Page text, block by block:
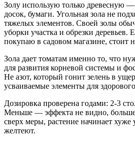
Золу использую только древесную
досок, бумаги. Угольная зола не
тяжелых элементов. Своей золы
уборки участка и обрезки деревьев.
покупаю в садовом магазине, стоит
Зола дает томатам именно то, что
для развития корневой системы и
Не азот, который гонит зелень в
усваиваемые элементы для
Дозировка проверена годами: 2-3
Меньше — эффекта не видно,
сверх меры, растение начинает хуже
желтеют.